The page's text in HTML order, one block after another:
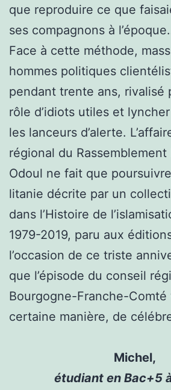
que reproduire ce que
ses compagnons à
Face à cette méthode,
hommes politiques
pendant trente ans, rivalisé
rôle d’idiots utiles et
les lanceurs d’alerte.
régional du
Odoul ne fait que
litanie décrite par un
dans l’Histoire de
1979-2019, paru aux
l’occasion de ce triste
que l’épisode du conseil
Bourgogne-Franche-Comté
certaine manière, de
Michel,
étudiant en Bac+5 à